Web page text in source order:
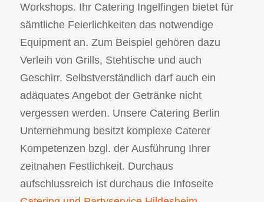
Workshops. Ihr Catering Ingelfingen bietet für
sämtliche Feierlichkeiten das notwendige
Equipment an. Zum Beispiel gehören dazu
Verleih von Grills, Stehtische und auch
Geschirr. Selbstverständlich darf auch ein
adäquates Angebot der Getränke nicht
vergessen werden. Unsere Catering Berlin
Unternehmung besitzt komplexe Caterer
Kompetenzen bzgl. der Ausführung Ihrer
zeitnahen Festlichkeit. Durchaus
aufschlussreich ist durchaus die Infoseite